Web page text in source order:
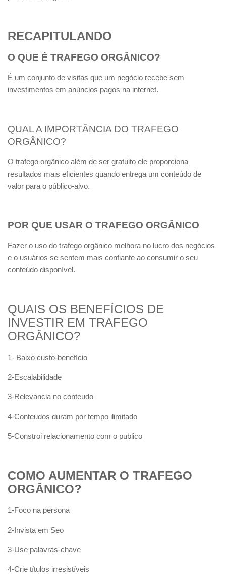
RECAPITULANDO
O QUE É TRAFEGO ORGÂNICO?
É um conjunto de visitas que um negócio recebe sem
investimentos em anúncios pagos na internet.
QUAL A IMPORTÂNCIA DO TRAFEGO
ORGÂNICO?
O trafego orgânico além de ser gratuito ele proporciona
resultados mais eficientes quando entrega um conteúdo de
valor para o público-alvo.
POR QUE USAR O TRAFEGO ORGÂNICO
Fazer o uso do trafego orgânico melhora no lucro dos negócios
e o usuários se sentem mais confiante ao consumir o seu
conteúdo disponível.
QUAIS OS BENEFÍCIOS DE
INVESTIR EM TRAFEGO
ORGÂNICO?
1- Baixo custo-benefício
2-Escalabilidade
3-Relevancia no conteudo
4-Conteudos duram por tempo ilimitado
5-Constroi relacionamento com o publico
COMO AUMENTAR O TRAFEGO
ORGÂNICO?
1-Foco na persona
2-Invista em Seo
3-Use palavras-chave
4-Crie títulos irresistíveis